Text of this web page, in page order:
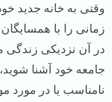
وقتی به خانه جدید
زمانی را با
در آن نزدیکی زندگی
جامعه خود آشنا
نامناسب یا در مورد